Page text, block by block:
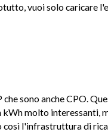
vuoi solo caricare
sono anche CPO.
molto interessanti,
così l'infrastruttura di